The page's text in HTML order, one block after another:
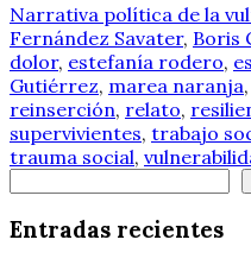
Narrativa política de la
Fernández Savater, Boris
dolor, estefanía rodero,
Gutiérrez, marea naranja,
reinserción, relato,
supervivientes, trabajo
trauma social,
Entradas recientes